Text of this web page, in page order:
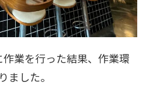
業を行った結果、作業環
ました。